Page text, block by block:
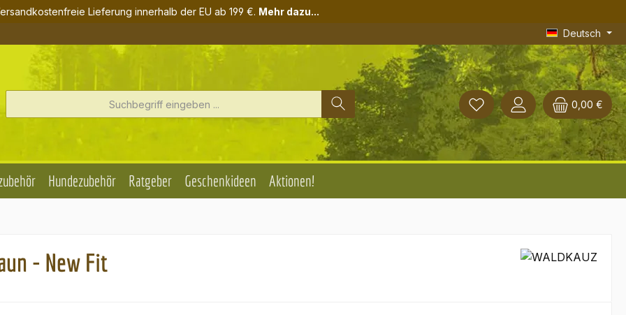
Lieferung innerhalb der EU ab 199 €. Mehr dazu...
Deutsch
0,00 €
Hundezubehör Ratgeber Geschenkideen Aktionen!
- New Fit